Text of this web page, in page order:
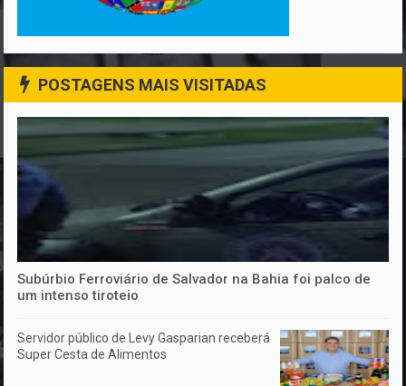
POSTAGENS MAIS VISITADAS
Subúrbio Ferroviário de Salvador na Bahia foi palco de
um intenso tiroteio
Servidor público de Levy Gasparian receberá
Super Cesta de Alimentos